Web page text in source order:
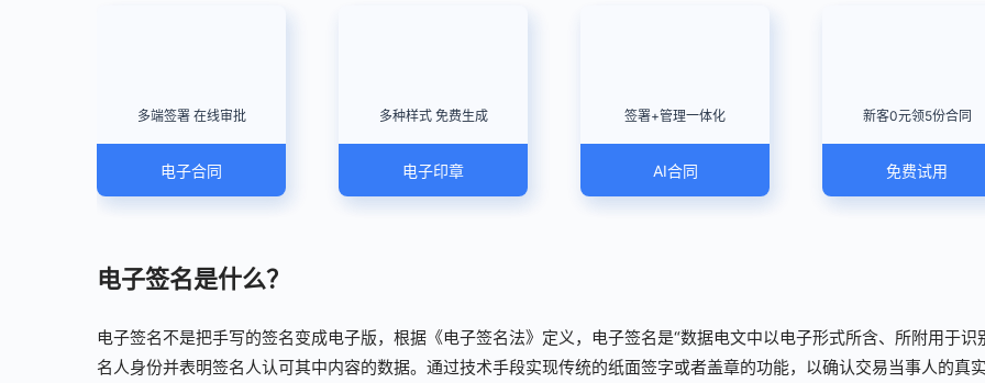
多端签署 在线审批
电子合同
多种样式 免费生成
电子印章
签署+管理一体化
AI合同
新客0元领5份合同
免费试用
电子签名是什么？
电子签名不是把手写的签名变成电子版，根据《电子签名法》定义，电子签名是“数据电文中以电子形式所含、所附用于识
名人身份并表明签名人认可其中内容的数据。通过技术手段实现传统的纸面签字或者盖章的功能，以确认交易当事人的真